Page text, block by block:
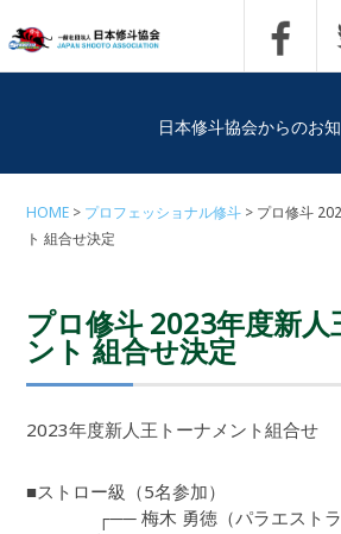
日本修斗協会からのお
HOME プロフェッショナル修斗
プロ修斗
ト 組合せ決定
プロ修斗 2023年度新人
ント 組合せ決定
2023年度新人王トーナメント組合せ
■ストロー級（5名参加）
┌── 梅木 勇徳（パラエストラ